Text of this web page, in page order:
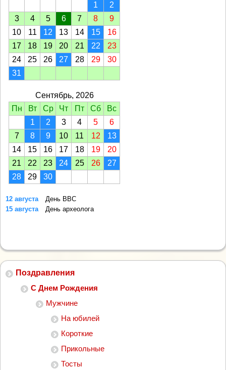
Поздравления
С Днем Рождения
Мужчине
На юбилей
Короткие
Прикольные
Тосты
1
2
3
4 5 6 7 8
9
10
11 12 13 14 15
16
17
18 19 20 21 22
23
24
25 26 27 28 29
30
31
Сентябрь, 2026
Пн
Вт Ср Чт Пт Сб
Вс
1
2 3 4 5
6
7
8 9 10 11 12
13
14
15 16 17 18 19
20
21
22 23 24 25 26
27
28
29 30
12 августа
День ВВС
15 августа
День археолога